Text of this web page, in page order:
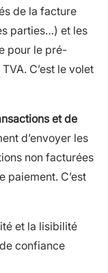
de la facture
parties…) et les
pour le pré-
C’est le volet
et de
d’envoyer les
non facturées
paiement. C’est
et la lisibilité
confiance